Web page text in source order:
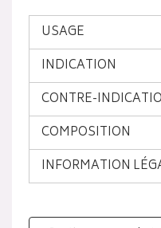
USAGE
INDICATION
CONTRE-
COMPOSITION
INFORMATION